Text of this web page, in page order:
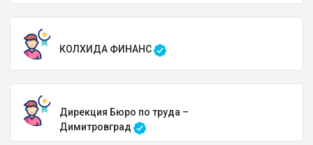
КОЛХИДА ФИНАНС
Дирекция Бюро по труда –
Димитровград